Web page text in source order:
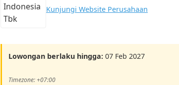
Kunjungi Website Perusahaan
Lowongan berlaku hingga:07 Feb 2027
Timezone: +07:00